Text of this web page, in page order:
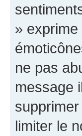
»
ne pas
message
limiter le